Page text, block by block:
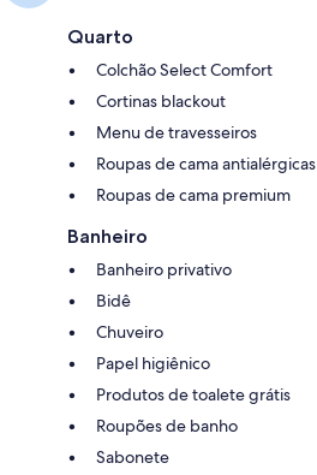
Quarto
Colchão Select Comfort
Cortinas blackout
Menu de travesseiros
Roupas de cama antialérgicas
Roupas de cama premium
Banheiro
Banheiro privativo
Bidê
Chuveiro
Papel higiênico
Produtos de toalete grátis
Roupões de banho
Sabonete